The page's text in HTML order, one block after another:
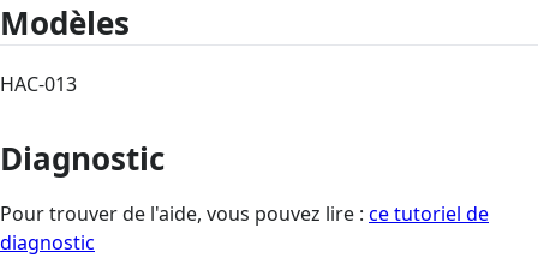
Modèles
HAC-013
Diagnostic
Pour trouver de l'aide, vous pouvez lire : ce tutoriel de
diagnostic